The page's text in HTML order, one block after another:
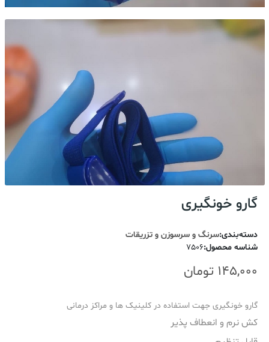
گارو خونگیری
دسته‌بندی:سرنگ و سرسوزن و تزریقات
شناسه محصول:
7506
145,000 تومان
گارو خونگیری جهت استفاده در کلینیک ها و مراکز درمانی
کش نرم و انعطاف پذیر